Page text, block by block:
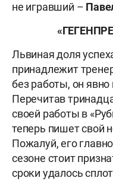
не игравший –
Львиная доля
принадлежит
без работы, он
Перечитав
своей работы в
теперь пишет свой
Пожалуй, его
сезоне стоит
сроки удалось